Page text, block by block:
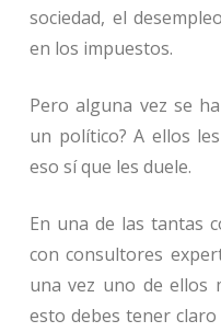
sociedad, el
en los impuestos.
Pero alguna vez se
un político? A ellos
eso sí que les duele.
En una de las tantas
con consultores
una vez uno de ellos
esto debes tener claro